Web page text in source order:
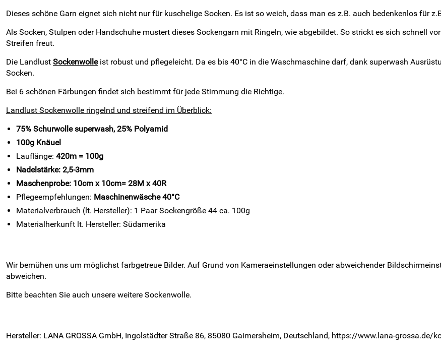
Dieses schöne Garn eignet sich nicht nur für kuschelige Socken. Es ist so weich, dass man es z.B. auch bedenkenlos für
Als Socken, Stulpen oder Handschuhe mustert dieses Sockengarn mit Ringeln, wie abgebildet. So strickt es sich schnell
Streifen freut.
Die Landlust Sockenwolleist robust und pflegeleicht. Da es bis 40°C in die Waschmaschine darf, dank superwash
Socken.
Bei 6 schönen Färbungen findet sich bestimmt für jede Stimmung die Richtige.
Landlust Sockenwolle ringelnd und streifend im Überblick:
75% Schurwolle superwash, 25% Polyamid
100g Knäuel
Lauflänge: 420m = 100g
Nadelstärke: 2,5-3mm
Maschenprobe: 10cm x 10cm= 28M x 40R
Pflegeempfehlungen: Maschinenwäsche 40°C
Materialverbrauch (lt. Hersteller): 1 Paar Sockengröße 44 ca. 100g
Materialherkunft lt. Hersteller: Südamerika
Wir bemühen uns um möglichst farbgetreue Bilder. Auf Grund von Kameraeinstellungen oder abweichender
abweichen.
Bitte beachten Sie auch unsere weitere Sockenwolle.
Hersteller: LANA GROSSA GmbH, Ingolstädter Straße 86, 85080 Gaimersheim, Deutschland, https://www.lana-grossa.de/